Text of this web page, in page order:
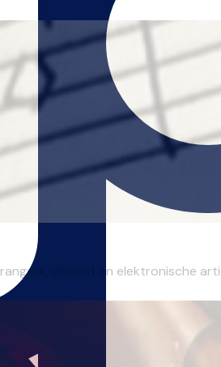
docent en elektronische